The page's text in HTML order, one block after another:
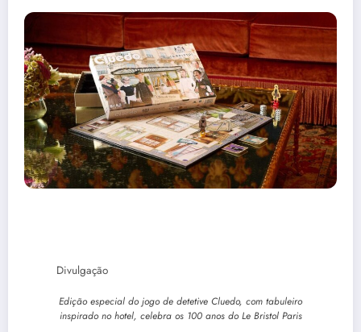
Divulgação
Edição especial do jogo de detetive Cluedo, com tabuleiro
inspirado no hotel, celebra os 100 anos do Le Bristol Paris